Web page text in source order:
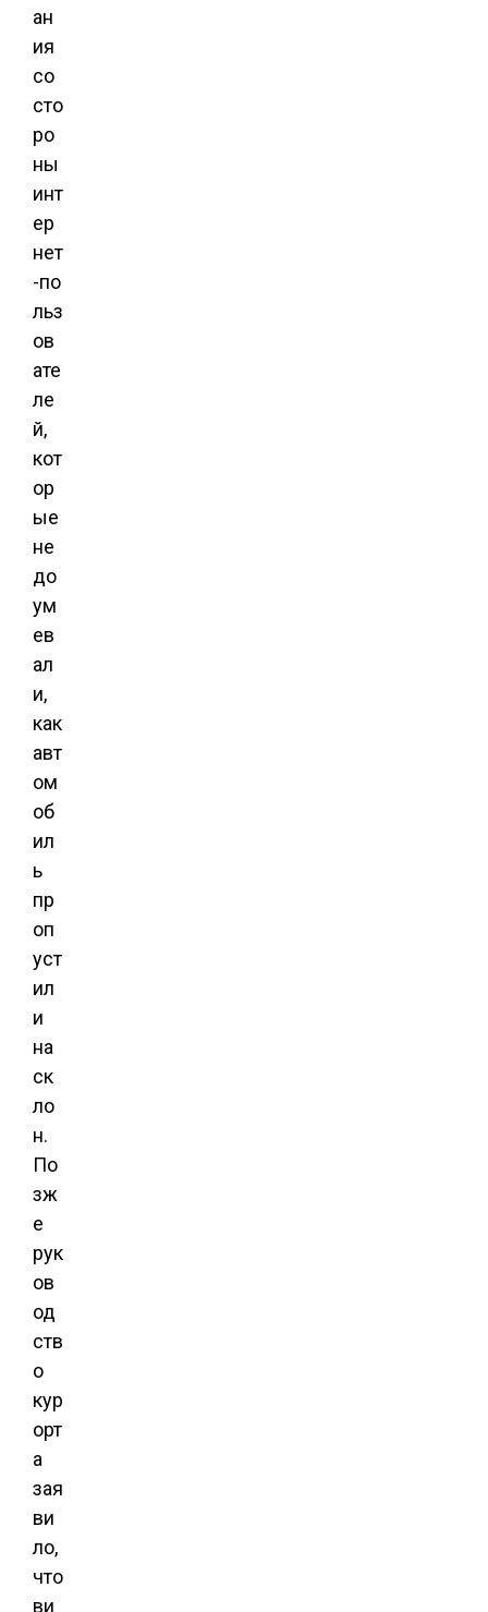
ан
ия
со
сто
ро
ны
инт
ер
нет
-по
льз
ов
ате
ле
й,
кот
ор
ые
не
до
ум
ев
ал
и,
как
авт
ом
об
ил
ь
пр
оп
уст
ил
и
на
ск
ло
н.
По
зж
е
рук
ов
од
ств
о
кур
орт
а
зая
ви
ло,
что
ви